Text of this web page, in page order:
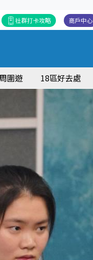
商戶中心
社群打卡攻略
圍遊 18區好去處